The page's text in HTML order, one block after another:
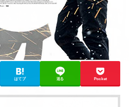
はてブ 送る Pocket